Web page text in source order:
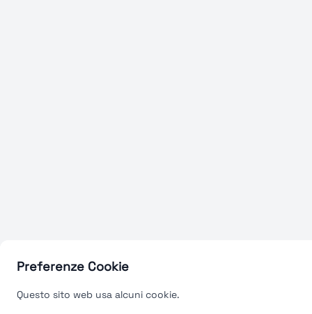
Preferenze Cookie
Questo sito web usa alcuni cookie.